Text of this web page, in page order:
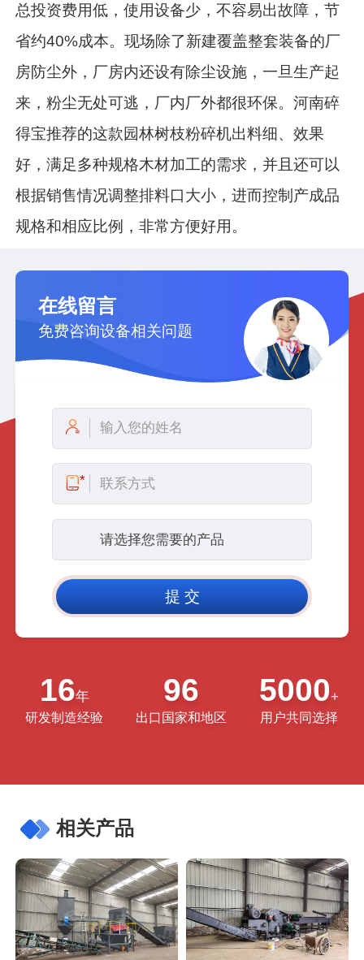
总投资费用低，使用设备少，不容易出故障，节
省约40%成本。现场除了新建覆盖整套装备的厂
房防尘外，厂房内还设有除尘设施，一旦生产起
来，粉尘无处可逃，厂内厂外都很环保。河南碎
得宝推荐的这款园林树枝粉碎机出料细、效果
好，满足多种规格木材加工的需求，并且还可以
根据销售情况调整排料口大小，进而控制产成品
规格和相应比例，非常方便好用。
在线留言
免费咨询设备相关问题
16年
研发制造经验
96
出口国家和地区
5000+
用户共同选择
相关产品